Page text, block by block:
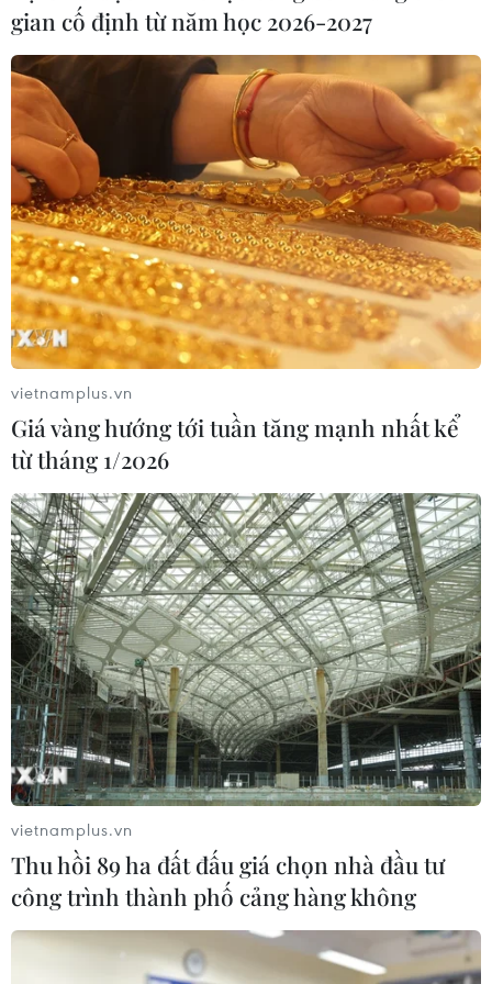
Cẩn trọng với thủ đoạn giả danh, đặt
cọc
04/08/2026 14:55
Khởi tố vụ buôn bán hàng giả mạo
nhãn hiệu nổi tiếng tại Đắk Lắk
04/08/2026 14:34
Xem thêm
Tổng Biên tập: TRẦN TIẾN DUẨN
Phó Tổng Biên tập: NGUYỄN THỊ TÁM, KHÚC THANH
THỦY
Sở hữu trí tuệ
Quy định sử dụng
RSS
Hỗ trợ
Ngôn ngữ
TTXVN
Dịch vụ tin
Quảng cáo
Liên hệ
cấp ngày 11/9/2008.
Quảng cáo: Phó TBT Nguyễn Thị Tám: 093.5958688, Email:
gian cố định từ năm học 2026-2027
vietnamplus.vn
Giá vàng hướng tới tuần tăng mạnh nhất kể
từ tháng 1/2026
vietnamplus.vn
Thu hồi 89 ha đất đấu giá chọn nhà đầu tư
công trình thành phố cảng hàng không